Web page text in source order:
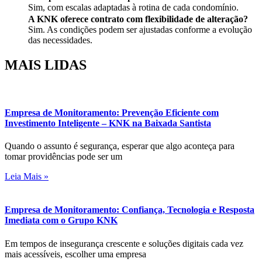
Sim, com escalas adaptadas à rotina de cada condomínio.
A KNK oferece contrato com flexibilidade de alteração?
Sim. As condições podem ser ajustadas conforme a evolução
das necessidades.
MAIS LIDAS
Empresa de Monitoramento: Prevenção Eficiente com
Investimento Inteligente – KNK na Baixada Santista
Quando o assunto é segurança, esperar que algo aconteça para
tomar providências pode ser um
Leia Mais »
Empresa de Monitoramento: Confiança, Tecnologia e Resposta
Imediata com o Grupo KNK
Em tempos de insegurança crescente e soluções digitais cada vez
mais acessíveis, escolher uma empresa